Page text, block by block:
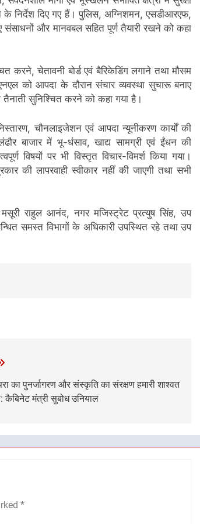
के निर्देश दिए गए हैं। पुलिस, अग्निशमन, एसडीआरएफ,
संसाधनों और मानवबल सहित पूर्ण तैयारी रखने को कहा
करने, चेतावनी बोर्ड एवं बैरिकेडिंग लगाने तथा मौसम
को आपदा के दौरान संचार व्यवस्था सुचारू बनाए
तैनाती सुनिश्चित करने को कहा गया है।
चौनलाइजेशन एवं आपदा न्यूनीकरण कार्यों की
बाजार में भू-धंसाव, खाद्य सामग्री एवं ईंधन की
विषयों पर भी विस्तृत विचार-विमर्श किया गया।
की लापरवाही स्वीकार नहीं की जाएगी तथा सभी
राहुल आनंद, नगर मजिस्ट्रेट प्रत्युष सिंह, उप
समस्त विभागों के अधिकारी उपस्थित रहे तथा उप
का पुनर्जागरण और संस्कृति का संरक्षण हमारी शाश्वत
कैबिनेट मंत्री सुबोध उनियाल
*